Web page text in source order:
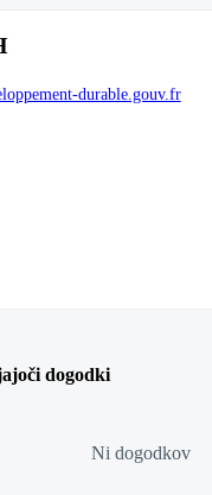
durable.gouv.fr
dogodki
Ni dogodkov